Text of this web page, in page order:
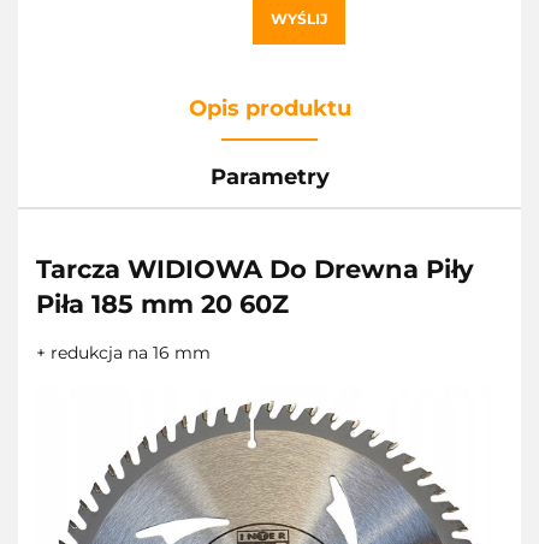
WYŚLIJ
Opis produktu
Parametry
Tarcza WIDIOWA Do Drewna Piły
Piła 185 mm 20 60Z
+ redukcja na 16 mm